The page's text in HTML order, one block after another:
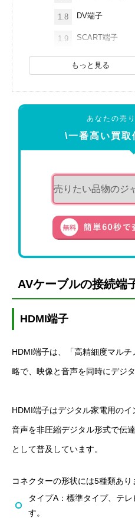
1.8 DV端子
1.9 SCART端子
もっと見る
あなたの売
\一番高い買取
AVケーブルの接続端
HDMI端子
HDMI端子は、「高精細度マル
略で、映像と音声を同時にデジ
HDMI端子はデジタル家電用のイ
音声を非圧縮デジタル形式で伝
として普及しています。
コネクターの形状には5種類あり
タイプA ：標準タイプ、テレ
す。